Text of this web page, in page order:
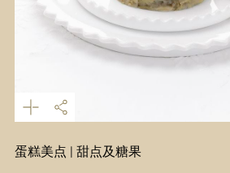
蛋糕美点 | 甜点及糖果